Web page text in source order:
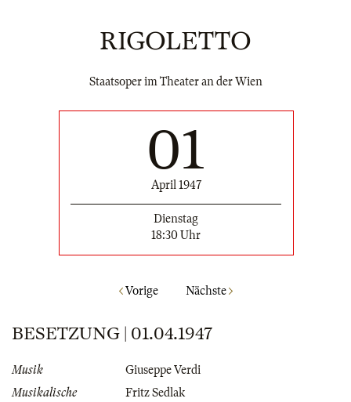
RIGOLETTO
Staatsoper im Theater an der Wien
01
April 1947
Dienstag
18:30 Uhr
Vorige Nächste
BESETZUNG | 01.04.1947
Musik
Giuseppe Verdi
Musikalische
Fritz Sedlak